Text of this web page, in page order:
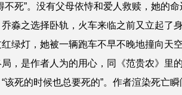
不死”。没有父母依恃和爱人救赎，她的命
淼之选择卧轨，火车来临之前又立起了
绿灯，她被一辆跑车不早不晚地撞向天
，是作者人为的用心，同《范贵农》里
该死的时候也总要死的”。作者渲染死亡瞬